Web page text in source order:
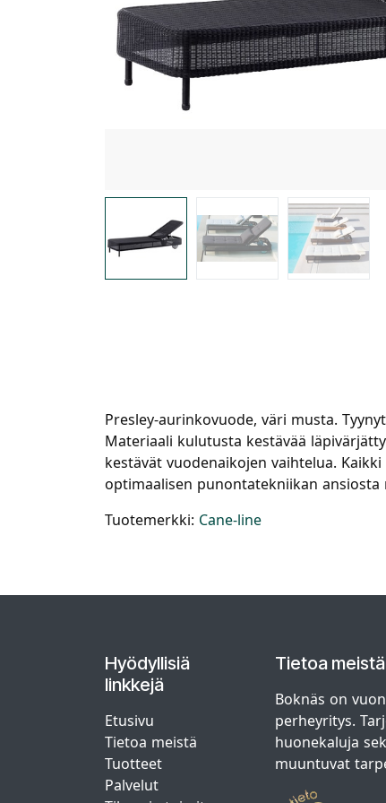
Presley-aurinkovuode, väri musta.
Materiaali kulutusta kestävää
kestävät vuodenaikojen vaihtelua.
optimaalisen punontatekniikan
Tuotemerkki: Cane-line
Hyödyllisiä
linkkejä
Etusivu
Tietoa meistä
Tuotteet
Palvelut
Tietoa meistä
Boknäs on
perheyritys.
huonekaluja
muuntuvat